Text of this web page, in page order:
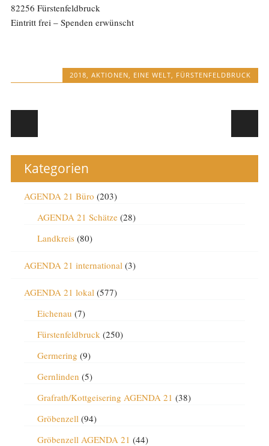
82256 Fürstenfeldbruck
Eintritt frei – Spenden erwünscht
2018,AKTIONEN, EINE WELT, FÜRSTENFELDBRUCK
Post navigation
Kategorien
AGENDA 21 Büro (203)
AGENDA 21 Schätze(28)
Landkreis(80)
AGENDA 21 international(3)
AGENDA 21 lokal(577)
Eichenau (7)
Fürstenfeldbruck(250)
Germering (9)
Gernlinden (5)
Grafrath/Kottgeisering AGENDA 21 (38)
Gröbenzell(94)
Gröbenzell AGENDA 21 (44)